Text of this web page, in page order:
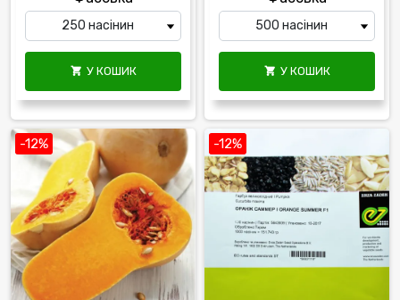
 У КОШИК  У КОШИК
-12% -12%